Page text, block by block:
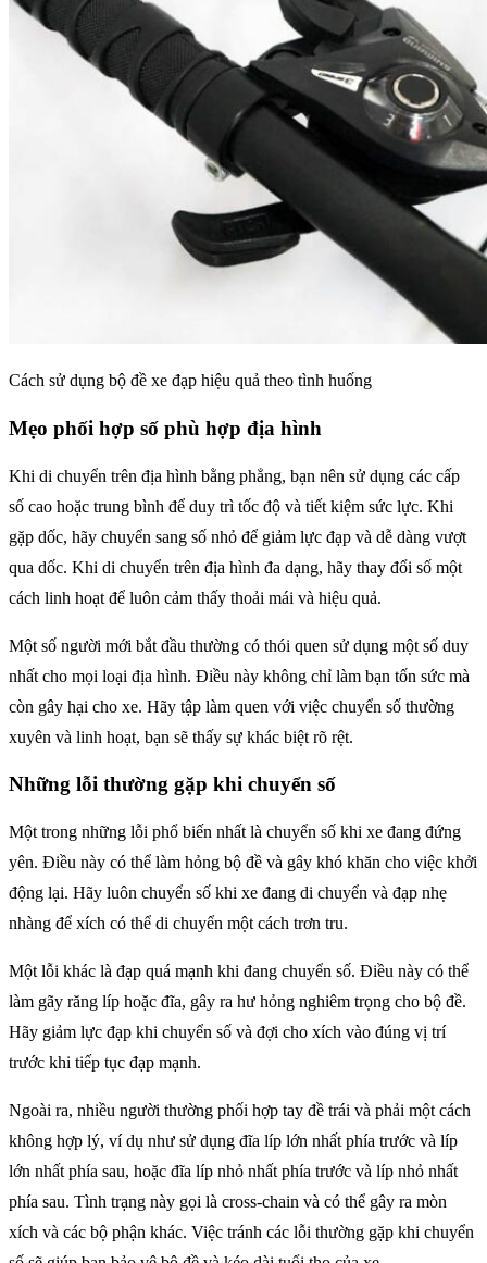
Cách sử dụng bộ đề xe đạp hiệu quả theo tình huống
Mẹo phối hợp số phù hợp địa hình
Khi di chuyển trên địa hình bằng phẳng, bạn nên sử dụng các cấp
số cao hoặc trung bình để duy trì tốc độ và tiết kiệm sức lực. Khi
gặp dốc, hãy chuyển sang số nhỏ để giảm lực đạp và dễ dàng vượt
qua dốc. Khi di chuyển trên địa hình đa dạng, hãy thay đổi số một
cách linh hoạt để luôn cảm thấy thoải mái và hiệu quả.
Một số người mới bắt đầu thường có thói quen sử dụng một số duy
nhất cho mọi loại địa hình. Điều này không chỉ làm bạn tốn sức mà
còn gây hại cho xe. Hãy tập làm quen với việc chuyển số thường
xuyên và linh hoạt, bạn sẽ thấy sự khác biệt rõ rệt.
Những lỗi thường gặp khi chuyển số
Một trong những lỗi phổ biến nhất là chuyển số khi xe đang đứng
yên. Điều này có thể làm hỏng bộ đề và gây khó khăn cho việc khởi
động lại. Hãy luôn chuyển số khi xe đang di chuyển và đạp nhẹ
nhàng để xích có thể di chuyển một cách trơn tru.
Một lỗi khác là đạp quá mạnh khi đang chuyển số. Điều này có thể
làm gãy răng líp hoặc đĩa, gây ra hư hỏng nghiêm trọng cho bộ đề.
Hãy giảm lực đạp khi chuyển số và đợi cho xích vào đúng vị trí
trước khi tiếp tục đạp mạnh.
Ngoài ra, nhiều người thường phối hợp tay đề trái và phải một cách
không hợp lý, ví dụ như sử dụng đĩa líp lớn nhất phía trước và líp
lớn nhất phía sau, hoặc đĩa líp nhỏ nhất phía trước và líp nhỏ nhất
phía sau. Tình trạng này gọi là cross-chain và có thể gây ra mòn
xích và các bộ phận khác. Việc tránh các lỗi thường gặp khi chuyển